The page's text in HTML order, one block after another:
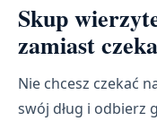
Skup
zamiast
Nie chcesz czekać
swój dług i odbierz